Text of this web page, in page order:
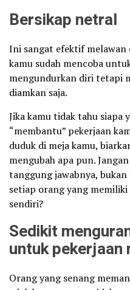
Bersikap netral
Ini sangat efektif melawan
kamu sudah mencoba
mengundurkan diri tetapi
diamkan saja.
Jika kamu tidak tahu siapa
“membantu” pekerjaan
duduk di meja kamu,
mengubah apa pun.
tanggung jawabnya,
setiap orang yang
sendiri?
Sedikit
untuk pekerjaan
Orang yang senang